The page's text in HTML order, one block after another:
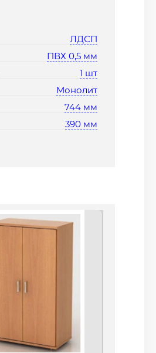
ЛДСП
ПВХ 0,5 мм
1 шт
Монолит
744 мм
390 мм